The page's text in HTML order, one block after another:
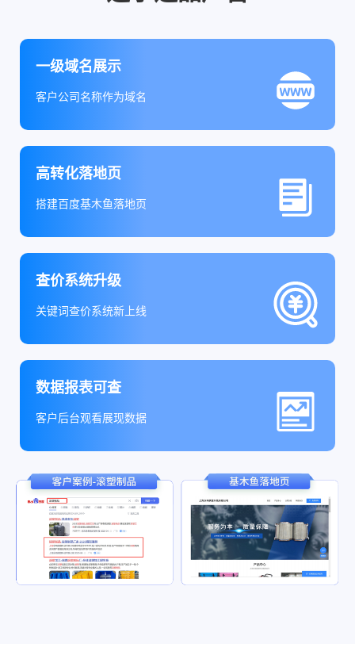
一级域名展示
客户公司名称作为域名
高转化落地页
搭建百度基木鱼落地页
查价系统升级
关键词查价系统新上线
数据报表可查
客户后台观看展现数据